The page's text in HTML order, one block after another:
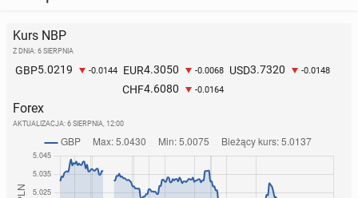
Kurs NBP
Z DNIA: 6 SIERPNIA
GBP5.0219 -0.0144 EUR4.3050 -0.0068 USD3.7320 -0.0148
CHF4.6080 -0.0164
Forex
AKTUALIZACJA: 6 SIERPNIA, 12:00